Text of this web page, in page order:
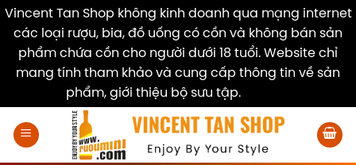
Vincent Tan Shop không kinh doanh qua mạng internet
các loại rượu, bia, đồ uống có cồn và không bán sản
phẩm chứa cồn cho người dưới 18 tuổi. Website chỉ
mang tính tham khảo và cung cấp thông tin về sản
phẩm, giới thiệu bộ sưu tập.